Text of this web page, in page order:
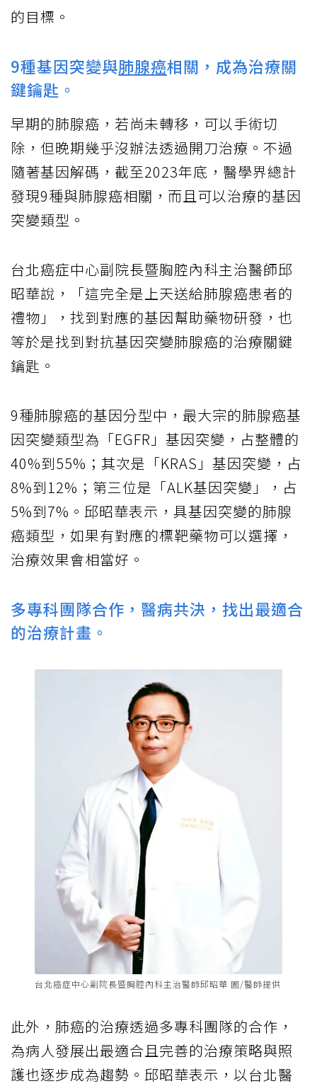
的目標。
9種基因突變與肺腺癌相關，成為治療關
鍵鑰匙。
早期的肺腺癌，若尚未轉移，可以手術切
除，但晚期幾乎沒辦法透過開刀治療。不過
隨著基因解碼，截至2023年底，醫學界總計
發現9種與肺腺癌相關，而且可以治療的基因
突變類型。
台北癌症中心副院長暨胸腔內科主治醫師邱
昭華說，「這完全是上天送給肺腺癌患者的
禮物」，找到對應的基因幫助藥物研發，也
等於是找到對抗基因突變肺腺癌的治療關鍵
鑰匙。
9種肺腺癌的基因分型中，最大宗的肺腺癌基
因突變類型為「EGFR」基因突變，占整體的
40%到55%；其次是「KRAS」基因突變，占
8%到12%；第三位是「ALK基因突變」，占
5%到7%。邱昭華表示，具基因突變的肺腺
癌類型，如果有對應的標靶藥物可以選擇，
治療效果會相當好。
多專科團隊合作，醫病共決，找出最適合
的治療計畫。
台北癌症中心副院長暨胸腔內科主治醫師邱昭華 圖/醫師提供
此外，肺癌的治療透過多專科團隊的合作，
為病人發展出最適合且完善的治療策略與照
護也逐步成為趨勢。邱昭華表示，以台北醫